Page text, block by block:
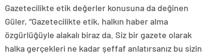
Gazetecilikte etik değerler konusuna da değinen
Güler, “Gazetecilikte etik, halkın haber alma
özgürlüğüyle alakalı biraz da. Siz bir gazete olarak
halka gerçekleri ne kadar şeffaf anlatırsanız bu sizin